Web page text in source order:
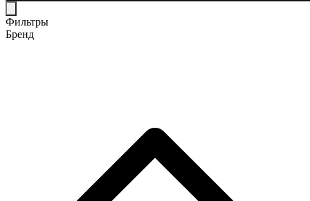
Фильтры
Бренд